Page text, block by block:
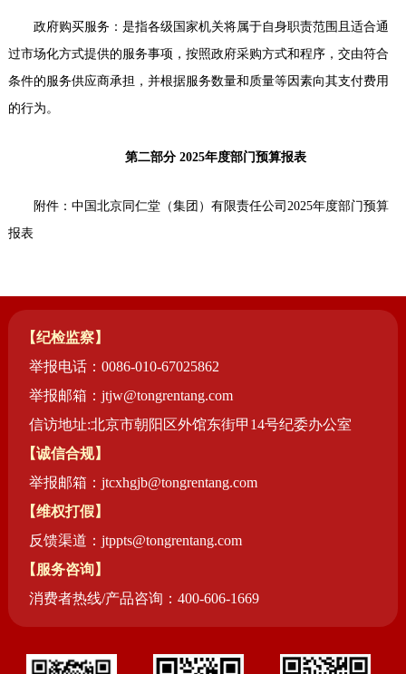
政府购买服务：是指各级国家机关将属于自身职责范围且适合通
过市场化方式提供的服务事项，按照政府采购方式和程序，交由符合
条件的服务供应商承担，并根据服务数量和质量等因素向其支付费用
的行为。
第二部分 2025年度部门预算报表
附件： 中国北京同仁堂（集团）有限责任公司2025年度部门预算
报表
【纪检监察】
举报电话：0086-010-67025862
举报邮箱：jtjw@tongrentang.com
信访地址:北京市朝阳区外馆东街甲14号纪委办公室
【诚信合规】
举报邮箱：jtcxhgjb@tongrentang.com
【维权打假】
反馈渠道：jtppts@tongrentang.com
【服务咨询】
消费者热线/产品咨询：400-606-1669